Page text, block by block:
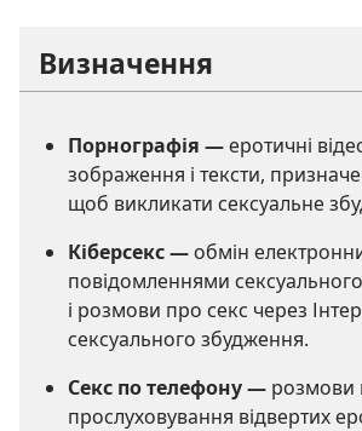
Визначення
Порнографія —еротичні
зображення і тексти,
щоб викликати сексуальне
Кіберсекс —обмін
повідомленнями сексуального
і розмови про секс через
сексуального збудження.
Секс по телефону — розмови
прослуховування відвертих